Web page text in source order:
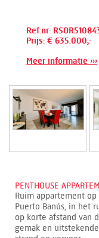
Ref.nr:
Prijs: € 635.000,-
Meer informatie ›››
PENTHOUSE
Ruim appartement
Puerto Banús, in het
op korte afstand van
gemak en